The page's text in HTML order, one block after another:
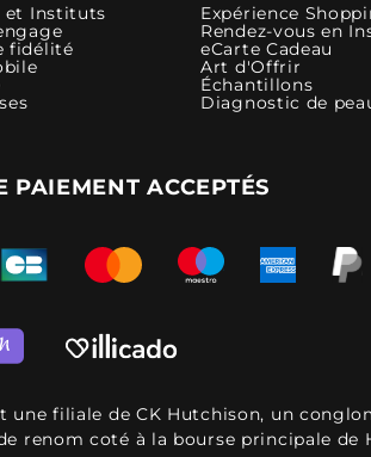
et Instituts
fidélité
Expérience
Rendez-vous en
eCarte Cadeau
Art d'Offrir
Échantillons
Diagnostic de
PAIEMENT ACCEPTÉS
une filiale de CK Hutchison, un
renom coté à la bourse principale de